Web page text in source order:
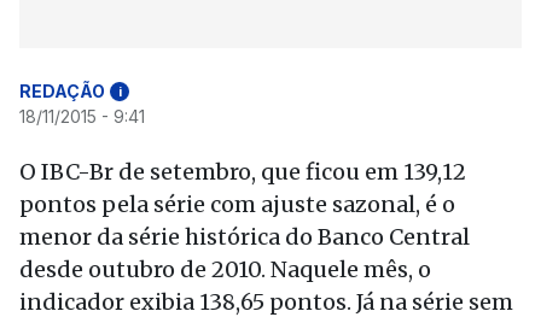
REDAÇÃO i
18/11/2015 - 9:41
O IBC-Br de setembro, que ficou em 139,12
pontos pela série com ajuste sazonal, é o
menor da série histórica do Banco Central
desde outubro de 2010. Naquele mês, o
indicador exibia 138,65 pontos. Já na série sem